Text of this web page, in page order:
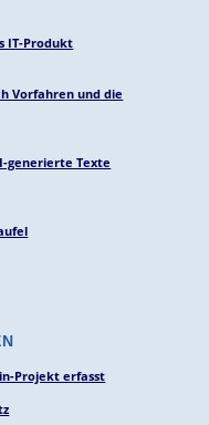
IT-Produkt
Vorfahren und die
generierte Texte
Projekt erfasst